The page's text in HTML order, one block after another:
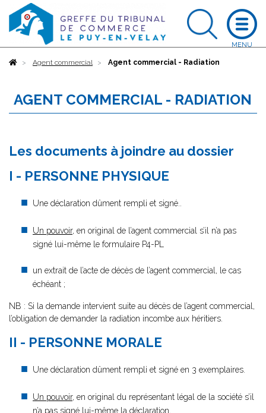
AccueilAgent commercial Agent commercial - Radiation
AGENT COMMERCIAL - RADIATION
Les documents à joindre au dossier
I - PERSONNE PHYSIQUE
Une déclaration dûment rempli et signé..
Un pouvoir, en original de l’agent commercial s’il n’a pas
signé lui-même le formulaire P4-PL
un extrait de l’acte de décès de l’agent commercial, le cas
échéant ;
NB : Si la demande intervient suite au décès de l’agent commercial,
l’obligation de demander la radiation incombe aux héritiers.
II - PERSONNE MORALE
Une déclaration dûment rempli et signé en 3 exemplaires.
Un pouvoir, en original du représentant légal de la société s’il
n’a pas signé lui-même la déclaration.